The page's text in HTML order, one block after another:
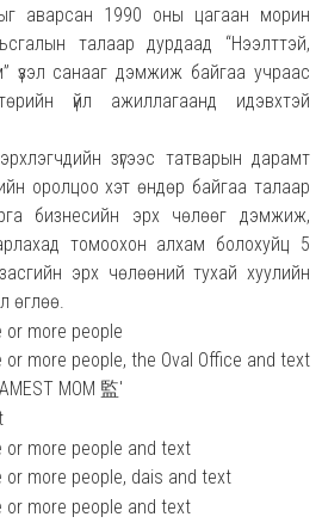
аварсан 1990 оны цагаан морин
талаар дурдаад “Нээлттэй,
үзэл санааг дэмжиж байгаа учраас
үйл ажиллагаанд идэвхтэй
зүгээс татварын дарамт
оролцоо хэт өндөр байгаа талаар
бизнесийн эрх чөлөөг дэмжиж,
томоохон алхам болохуйц 5
эрх чөлөөний тухай хуулийн
өглөө.